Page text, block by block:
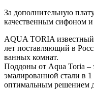
За дополнительную
качественным сифоном
AQUA TORIA известный
лет поставляющий в
ванных комнат.
Поддоны от Aqua Toria –
эмалированной стали в
оптимальным решением